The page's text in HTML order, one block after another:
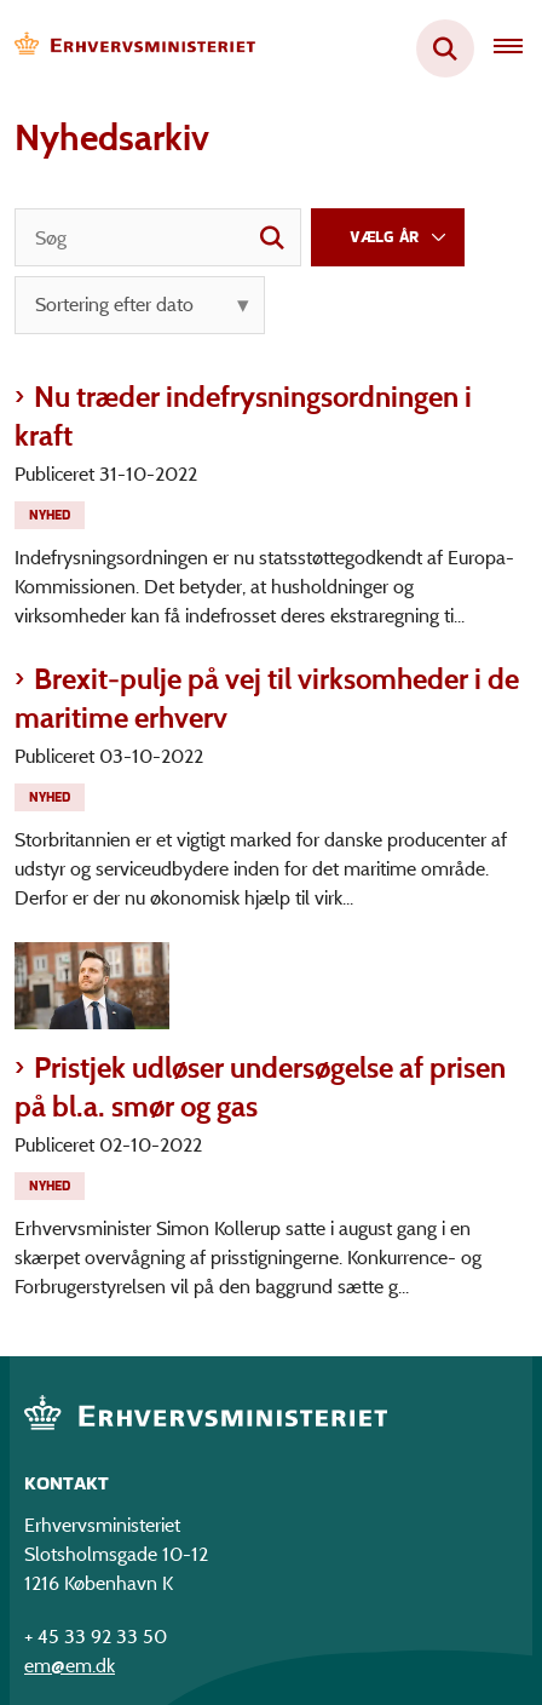
Nyhedsarkiv
Nu træder indefrysningsordningen i
kraft
Publiceret 31-10-2022
NYHED
Indefrysningsordningen er nu statsstøttegodkendt af Europa-
Kommissionen. Det betyder, at husholdninger og
virksomheder kan få indefrosset deres ekstraregning ti...
Brexit-pulje på vej til virksomheder i de
maritime erhverv
Publiceret 03-10-2022
NYHED
Storbritannien er et vigtigt marked for danske producenter af
udstyr og serviceudbydere inden for det maritime område.
Derfor er der nu økonomisk hjælp til virk...
Pristjek udløser undersøgelse af prisen
på bl.a. smør og gas
Publiceret 02-10-2022
NYHED
Erhvervsminister Simon Kollerup satte i august gang i en
skærpet overvågning af prisstigningerne. Konkurrence- og
Forbrugerstyrelsen vil på den baggrund sætte g...
KONTAKT
Erhvervsministeriet
Slotsholmsgade 10-12
1216 København K
+ 45 33 92 33 50
em@em.dk